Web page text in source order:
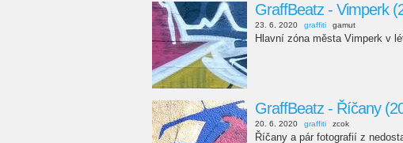
GraffBeatz - Vimperk
23. 6. 2020 graffiti gamut
Hlavní zóna města Vimperk v
GraffBeatz - Říčany
20. 6. 2020 graffiti zcok
Říčany a pár fotografií z